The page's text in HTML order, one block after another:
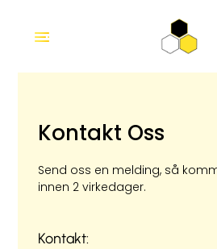
Kontakt Oss
Send oss en melding, så
innen 2 virkedager.
Kontakt: